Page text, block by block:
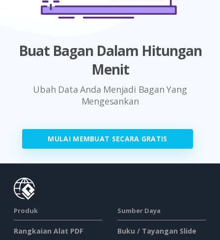
Buat Bagan Dalam Hitungan
Menit
Ubah Data Anda Menjadi Bagan Yang
Mengesankan
MULAI MEMBUAT SECARA GRATIS
Produk
Rangkaian Alat PDF
Sumber Daya
Buku / Tayangan Slide